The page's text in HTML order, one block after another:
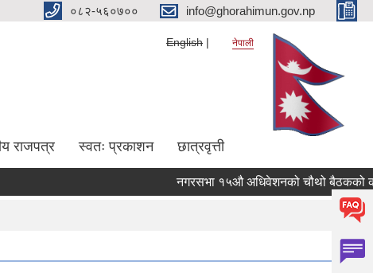
०८२-५६०७०० info@ghorahimun.gov.np
English नेपाली
राजपत्र स्वतः प्रकाशन छात्रवृत्ती
नगरसभा १५औ अधिवेशनको चौथो बैठकको